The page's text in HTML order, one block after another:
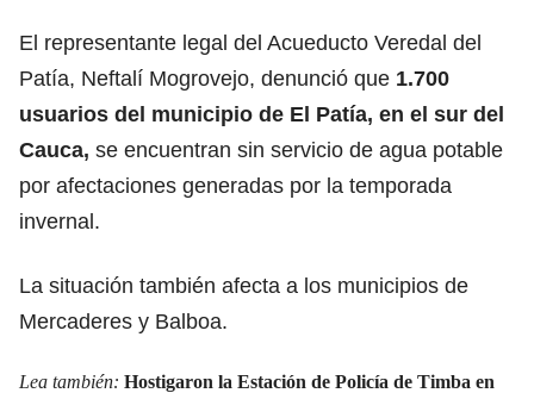
El representante legal del Acueducto Veredal del
Patía, Neftalí Mogrovejo, denunció que 1.700
usuarios del municipio de El Patía, en el sur del
Cauca, se encuentran sin servicio de agua potable
por afectaciones generadas por la temporada
invernal.
La situación también afecta a los municipios de
Mercaderes y Balboa.
Lea también: Hostigaron la Estación de Policía de Timba en